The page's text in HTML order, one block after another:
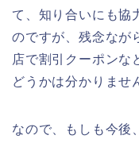
て、知り合いにも協
のですが、残念なが
店で割引クーポンな
どうかは分かりませ
なので、もしも今後